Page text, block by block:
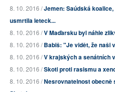
8. 10. 2016 /Jemen: Saúdská
usmrtila leteck...
8. 10. 2016 /V Maďarsku byl náhle
8. 10. 2016 /Babiš: "Je vidět, že naši
8. 10. 2016 /V krajských a senátních
8. 10. 2016 /Skoti proti rasismu a
8. 10. 2016 /Nesrovnatelnost obecně